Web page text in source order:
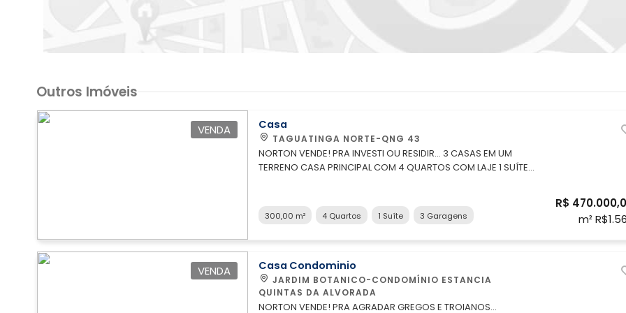
Outros Imóveis
VENDA Casa
TAGUATINGA NORTE-QNG 43
NORTON VENDE! PRA INVESTI OU RESIDIR... 3 CASAS EM UM
TERRENO CASA PRINCIPAL COM 4 QUARTOS COM LAJE 1 SUÍTE
DE FUNDOS KITNET SALA, QUARTO E WC MAIORES
300,00 m² 4 Quartos 1 Suíte 3 Garagens
R$
m²
VENDA Casa Condominio
JARDIM BOTANICO-CONDOMÍNIO ESTANCIA
QUINTAS DA ALVORADA
NORTON VENDE! PRA AGRADAR GREGOS E TROIANOS...